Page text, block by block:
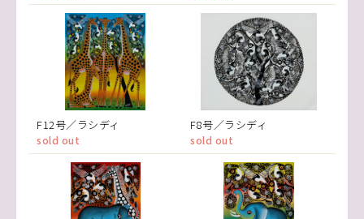
F12号／ラシディ
sold out
F8号／ラシディ
sold out